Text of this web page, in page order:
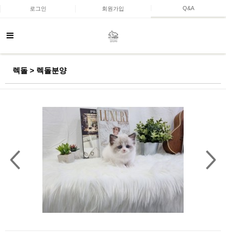
로그인 회원가입 Q&A
렉돌 > 렉돌분양